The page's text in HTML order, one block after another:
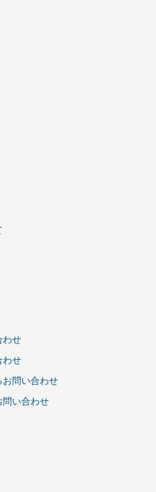
わせ
わせ
お問い合わせ
問い合わせ